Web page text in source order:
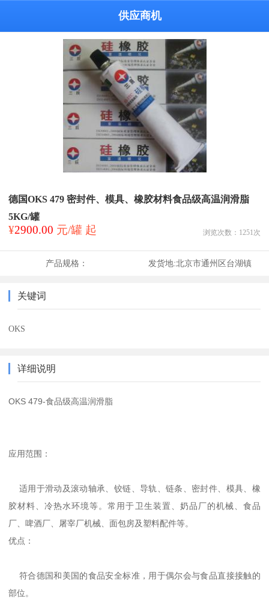
供应商机
德国OKS 479 密封件、模具、橡胶材料食品级高温润滑脂
5KG/罐
¥2900.00 元/罐 起 浏览次数： 1251 次
产品规格： 发货地:北京市通州区台湖镇
关键词
OKS
详细说明
OKS 479-食品级高温润滑脂
应用范围：
适用于滑动及滚动轴承、铰链、导轨、链条、密封件、模具、橡
胶材料、冷热水环境等。常用于卫生装置、奶品厂的机械、食品
厂、啤酒厂、屠宰厂机械、面包房及塑料配件等。
优点：
符合德国和美国的食品安全标准，用于偶尔会与食品直接接触的
部位。